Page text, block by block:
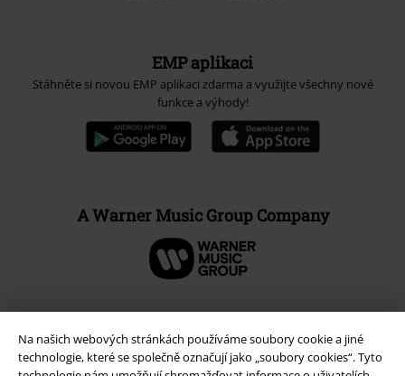
Na našich webových stránkách používáme soubory cookie a jiné
technologie, které se společně označují jako „soubory cookies“. Tyto
EMP aplikaci
Stáhněte si novou EMP aplikaci zdarma a využijte všechny nové
funkce a výhody!
A Warner Music Group Company